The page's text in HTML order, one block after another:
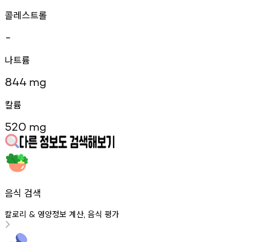
콜레스트롤
-
나트륨
844 mg
칼륨
520 mg
음식 검색
칼로리 & 영양정보 계산, 음식 평가